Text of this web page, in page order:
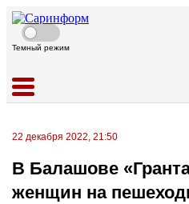
Темный режим
22 декабря 2022, 21:50
В Балашове
женщин на